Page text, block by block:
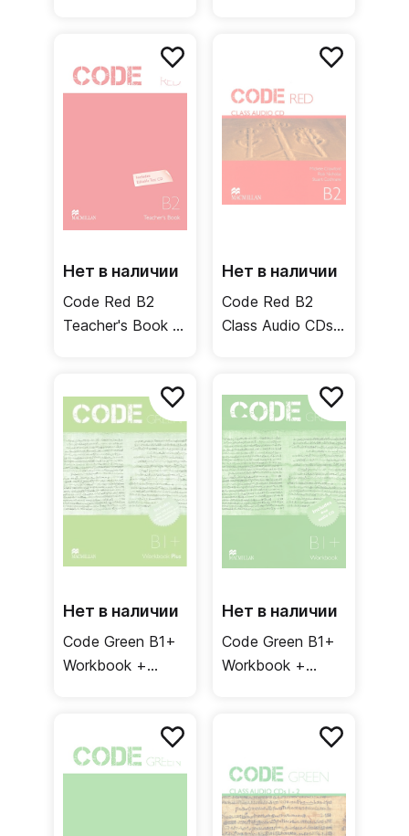
Рабочая тетрадь
+ онлайн-код
Нет в наличии
Code Red B2
Teacher's Book +
Нет в наличии
Code Red B2
Class Audio CDs /
Нет в наличии
Code Green B1+
Workbook +
Рабочая тетрадь
+ онлайн-код
Нет в наличии
Code Green B1+
Workbook +